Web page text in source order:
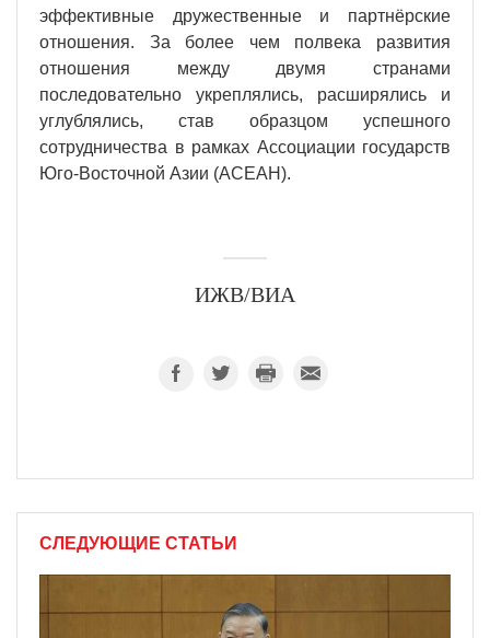
эффективные дружественные и партнёрские
отношения. За более чем полвека развития
отношения между двумя странами
последовательно укреплялись, расширялись и
углублялись, став образцом успешного
сотрудничества в рамках Ассоциации государств
Юго-Восточной Азии (АСЕАН).
ИЖВ/ВИА
СЛЕДУЮЩИЕ СТАТЬИ